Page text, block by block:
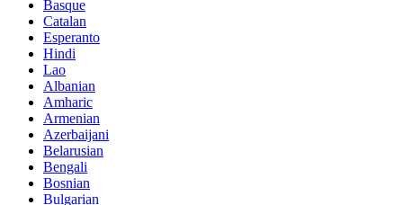
Basque
Catalan
Esperanto
Hindi
Lao
Albanian
Amharic
Armenian
Azerbaijani
Belarusian
Bengali
Bosnian
Bulgarian